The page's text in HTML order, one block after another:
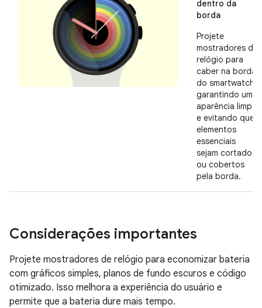
dentro da
borda
Projete
mostradores de
relógio para
caber na borda
do smartwatch,
garantindo uma
aparência limpa
e evitando que
elementos
essenciais
sejam cortados
ou cobertos
pela borda.
Considerações importantes
Projete mostradores de relógio para economizar bateria
com gráficos simples, planos de fundo escuros e código
otimizado. Isso melhora a experiência do usuário e
permite que a bateria dure mais tempo.